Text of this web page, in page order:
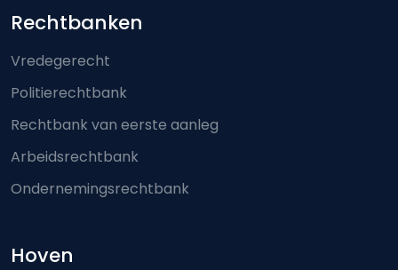
Footer-menu
Rechtbanken
Vredegerecht
Politierechtbank
Rechtbank van eerste aanleg
Arbeidsrechtbank
Ondernemingsrechtbank
Hoven